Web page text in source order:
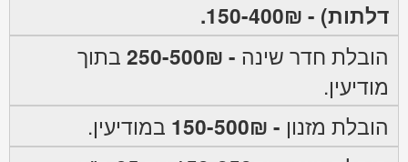
דלתות) - 150-400₪.
הובלת חדר שינה - 250-500₪
בתוך
מודיעין.
הובלת מזנון - 150-500₪
במודיעין.